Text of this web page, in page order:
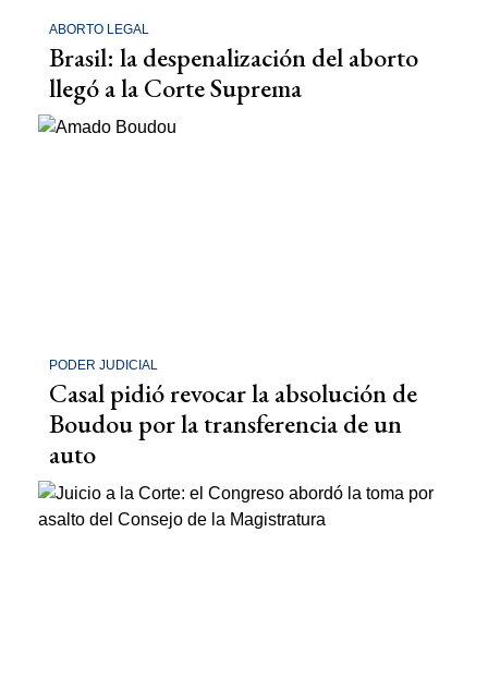
ABORTO LEGAL
Brasil: la despenalización del aborto
llegó a la Corte Suprema
PODER JUDICIAL
Casal pidió revocar la absolución de
Boudou por la transferencia de un
auto